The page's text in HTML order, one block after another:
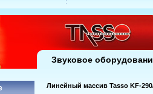
Линейный массив Tasso KF-
Звуковое